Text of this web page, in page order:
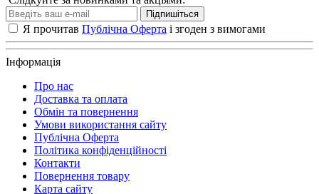
Підпишіться
Я прочитав Публічна Оферта і згоден з вимогами
Інформація
Про нас
Доставка та оплата
Обмін та повернення
Умови використання сайту
Публічна Оферта
Політика конфіденційності
Контакти
Повернення товару
Карта сайту